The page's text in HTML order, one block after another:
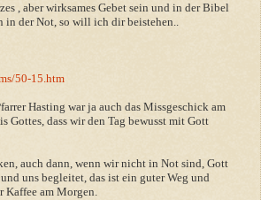
, aber wirksames Gebet sein und in der Bibel
in der Not, so will ich dir beistehen..
50-15.htm
Hasting war ja auch das Missgeschick am
Gottes, dass wir den Tag bewusst mit Gott
auch dann, wenn wir nicht in Not sind, Gott
uns begleitet, das ist ein guter Weg und
Kaffee am Morgen.